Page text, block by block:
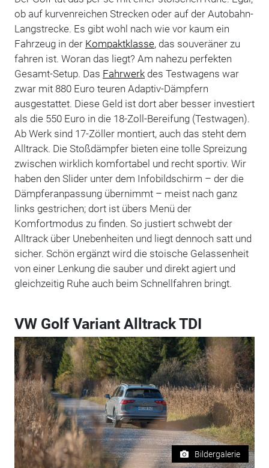
ob auf kurvenreichen Strecken oder auf der Autobahn-
Langstrecke. Es gibt wohl nach wie vor kaum ein
Fahrzeug in der Kompaktklasse, das souveräner zu
fahren ist. Woran das liegt? Am nahezu perfekten
Gesamt-Setup. Das Fahrwerkdes Testwagens war
zwar mit 880 Euro teuren Adaptiv-Dämpfern
ausgestattet. Diese Geld ist dort aber besser investiert
als die 550 Euro in die 18-Zoll-Bereifung (Testwagen).
Ab Werk sind 17-Zöller montiert, auch das steht dem
Alltrack. Die Stoßdämpfer bieten eine tolle Spreizung
zwischen wirklich komfortabel und recht sportiv. Wir
haben den Slider unter dem Infobildschirm – der die
Dämpferanpassung übernimmt – meist nach ganz
links gestrichen; dort ist übers Menü der
Komfortmodus zu finden. So justiert schwebt der
Alltrack über Unebenheiten und liegt dennoch satt und
sicher. Schön ergänzt wird die stoische Gelassenheit
von einer Lenkung die sauber und direkt agiert und
gleichzeitig Ruhe auch beim Schnellfahren bringt.
VW Golf Variant Alltrack TDI
Bildergalerie